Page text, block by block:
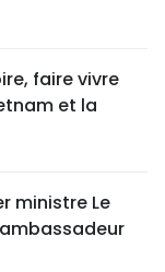
faire vivre
et la
ministre Le